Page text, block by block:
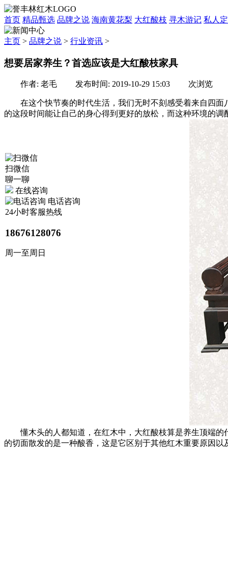
首页 精品甄选 品牌之说 海南黄花梨 大红酸枝 寻木游记 私人
主页 > 品牌之说 > 行业资讯 >
想要居家养生？首选应该是大红酸枝家具
作者: 老毛 发布时间: 2019-10-29 15:03 次浏览
在这个快节奏的时代生活，我们无时不刻感受着来自四面
的这段时间能让自己的身心得到更好的放松，而这种环境的
懂木头的人都知道，在红木中，大红酸枝算是养生顶端的
的切面散发的是一种酸香，这是它区别于其他红木重要原因
扫微信
聊一聊
在线咨询
电话咨询
24小时客服热线
18676128076
周一至周日